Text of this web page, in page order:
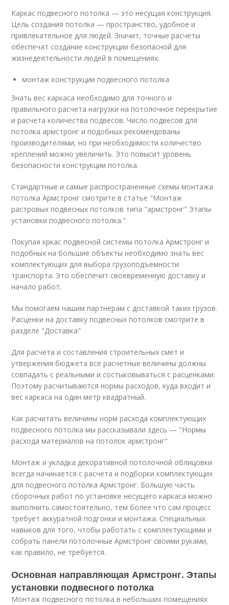
Каркас подвесного потолка — это несущая конструкция.
Цель создания потолка — пространство, удобное и
привлекательное для людей. Значит, точные расчеты
обеспечат создание конструкции безопасной для
жизнедеятельности людей в помещениях.
монтаж конструкции подвесного потолка
Знать вес каркаса необходимо для точного и
правильного расчета нагрузки на потолочное перекрытие
и расчета количества подвесов. Число подвесов для
потолка армстронг и подобных рекомендованы
производителями, но при необходимости количество
креплений можно увеличить. Это повысит уровень
безопасности конструкции потолка.
Стандартные и самые распространенные схемы монтажа
потолка Армстронг смотрите в статье "Монтаж
растровых подвесных потолков типа "армстронг" Этапы
установки подвесного потолка."
Покупая кркас подвесной системы потолка Армстронг и
подобных на большие объекты необходимо знать вес
комплектующих для выбора грузоподъемности
транспорта. Это обеспечит своевременную доставку и
начало работ.
Мы помогаем нашим партнерам с доставкой таких грузов.
Расценки на доставку подвесных потолков смотрите в
разделе "Доставка"
Для расчета и составления строительных смет и
утвержения бюджета все расчетные величины должны
совпадать с реальными и состыковываться с расценками.
Поэтому расчитываются нормы расходов, куда входит и
вес каркаса на один метр квадратный.
Как расчитать величины норм расхода комплектующих
подвесного потолка мы рассказывали здесь — "Нормы
расхода материалов на потолок армстронг"
Монтаж и укладка декоративной потолочной облицовки
всегда начинается с расчета и подборки комплектующих
для подвесного потолка Армстронг. Большую часть
сборочных работ по установке несущего каркаса можно
выполнить самостоятельно, тем более что сам процесс
требует аккуратной подгонки и монтажа. Специальных
навыков для того, чтобы работать с комплектующими и
собрать панели потолочные Армстронг своими руками,
как правило, не требуется.
Основная направляющая Армстронг. Этапы
установки подвесного потолка
Монтаж подвесного потолка в небольших помещениях